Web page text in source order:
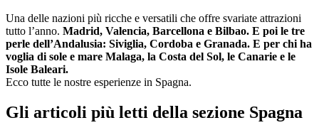
Una delle nazioni più ricche e versatili che offre svariate attrazioni
tutto l’anno. Madrid, Valencia, Barcellona e Bilbao. E poi le tre
perle dell’Andalusia: Siviglia, Cordoba e Granada. E per chi ha
voglia di sole e mare Malaga, la Costa del Sol, le Canarie e le
Isole Baleari.
Ecco tutte le nostre esperienze in Spagna.
Gli articoli più letti della sezione Spagna